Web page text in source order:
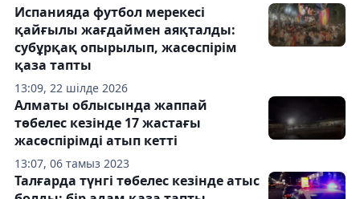
13:09, 22 шілде 2026
Испанияда футбол мерекесі
қайғылы жағдаймен аяқталды:
субұрқақ опырылып, жасөспірім
қаза тапты
13:07, 06 тамыз 2023
Алматы облысында жаппай
төбелес кезінде 17 жастағы
жасөспірімді атып кетті
Талғарда түнгі төбелес кезінде атыс